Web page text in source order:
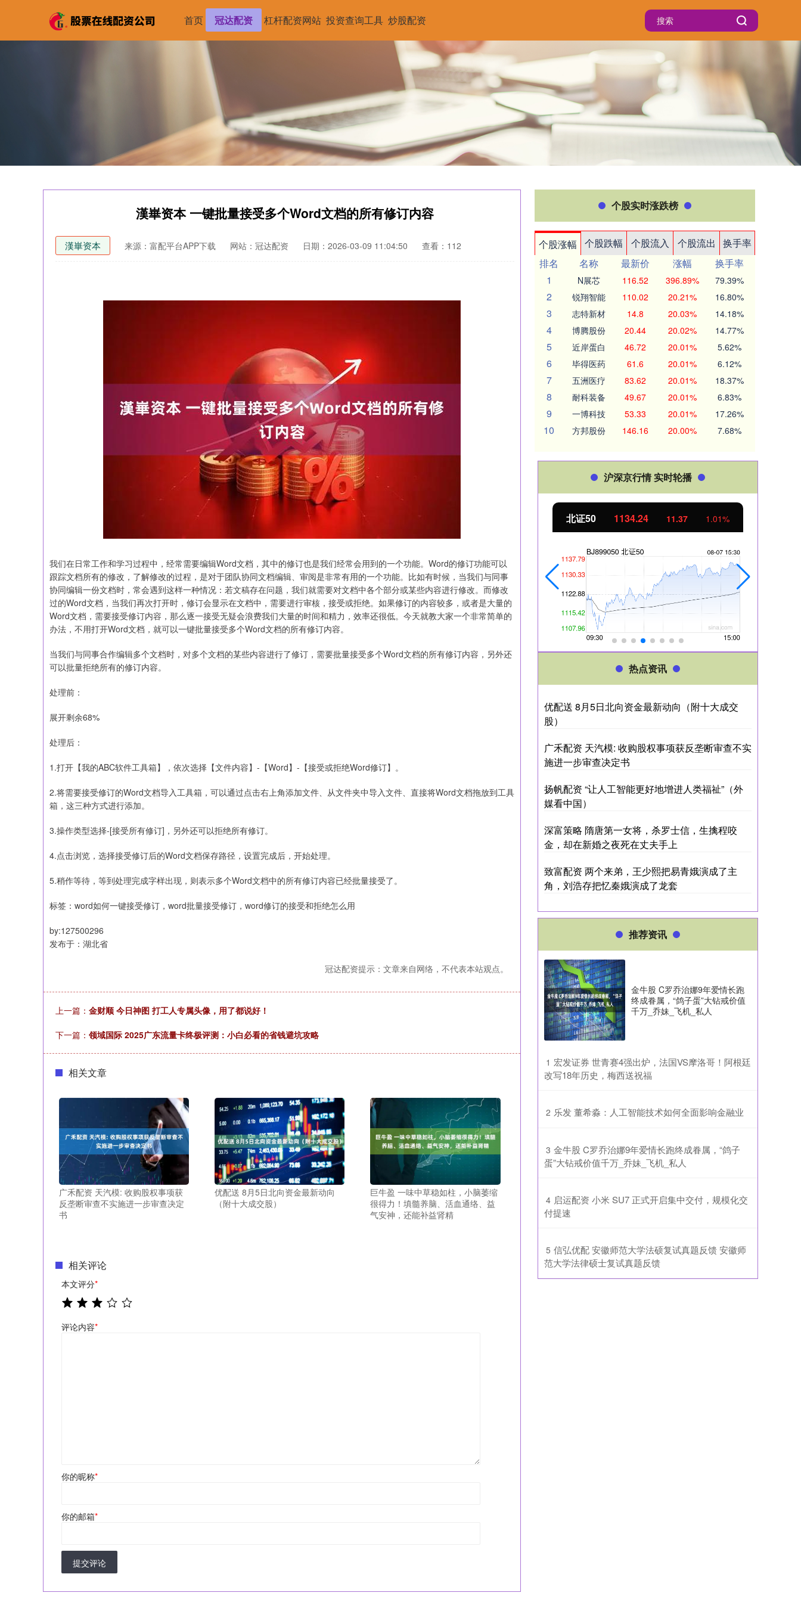
首页 冠达配资 杠杆配资网站 投资查询工具 炒股配资
漢崋资本 一键批量接受多个Word文档的所有修订内容
漢崋资本 来源：富配平台APP下载 网站：冠达配资 日期：2026-03-09 11:04:50 查看：112
我们在日常工作和学习过程中，经常需要编辑Word文档，其中的修订也是我们经常会用到的一个功能。Word的修订功能可以
跟踪文档所有的修改，了解修改的过程，是对于团队协同文档编辑、审阅是非常有用的一个功能。比如有时候，当我们与同事
协同编辑一份文档时，常会遇到这样一种情况：若文稿存在问题，我们就需要对文档中各个部分或某些内容进行修改。而修改
过的Word文档，当我们再次打开时，修订会显示在文档中，需要进行审核，接受或拒绝。如果修订的内容较多，或者是大量的
Word文档，需要接受修订内容，那么逐一接受无疑会浪费我们大量的时间和精力，效率还很低。今天就教大家一个非常简单的
办法，不用打开Word文档，就可以一键批量接受多个Word文档的所有修订内容。
当我们与同事合作编辑多个文档时，对多个文档的某些内容进行了修订，需要批量接受多个Word文档的所有修订内容，另外还
可以批量拒绝所有的修订内容。
处理前：
展开剩余68%
处理后：
1.打开【我的ABC软件工具箱】，依次选择【文件内容】-【Word】-【接受或拒绝Word修订】。
2.将需要接受修订的Word文档导入工具箱，可以通过点击右上角添加文件、从文件夹中导入文件、直接将Word文档拖放到工具
箱，这三种方式进行添加。
3.操作类型选择-[接受所有修订]，另外还可以拒绝所有修订。
4.点击浏览，选择接受修订后的Word文档保存路径，设置完成后，开始处理。
5.稍作等待，等到处理完成字样出现，则表示多个Word文档中的所有修订内容已经批量接受了。
标签：word如何一键接受修订，word批量接受修订，word修订的接受和拒绝怎么用
by:127500296
发布于：湖北省
冠达配资提示：文章来自网络，不代表本站观点。
上一篇： 金财顺 今日神图 打工人专属头像，用了都说好！
下一篇： 领域国际 2025广东流量卡终极评测：小白必看的省钱避坑攻略
相关文章
广禾配资 天汽模: 收购股权事项获
反垄断审查不实施进一步审查决定
书
优配送 8月5日北向资金最新动向
（附十大成交股）
巨牛盈 一味中草稳如柱，小脑萎缩
很得力！填髓养脑、活血通络、益
气安神，还能补益肾精
相关评论
本文评分*
评论内容*
你的昵称*
你的邮箱*
提交评论
个股实时涨跌榜
个股涨幅 个股跌幅 个股流入 个股流出
换手率
排名
名称 最新价 涨幅
换手率
1
N展芯 116.52 396.89% 79.39%
2 锐翔智能 110.02 20.21% 16.80%
3 志特新材 14.8 20.03% 14.18%
4 博腾股份 20.44 20.02% 14.77%
5 近岸蛋白 46.72 20.01% 5.62%
6 毕得医药 61.6 20.01% 6.12%
7 五洲医疗 83.62 20.01% 18.37%
8 耐科装备 49.67 20.01% 6.83%
9 一博科技 53.33 20.01% 17.26%
10 方邦股份 146.16 20.00% 7.68%
沪深京行情 实时轮播
14311.01 200.89 沪深300 北证50 1134.24 11.37 1.01%
热点资讯
优配送 8月5日北向资金最新动向（附十大成交
股）
广禾配资 天汽模: 收购股权事项获反垄断审查不实
施进一步审查决定书
扬帆配资 “让人工智能更好地增进人类福祉”（外
媒看中国）
深富策略 隋唐第一女将，杀罗士信，生擒程咬
金，却在新婚之夜死在丈夫手上
致富配资 两个来弟，王少熙把易青娥演成了主
角，刘浩存把忆秦娥演成了龙套
推荐资讯
金牛股 C罗乔治娜9年爱情长跑
终成眷属，“鸽子蛋”大钻戒价值
千万_乔妹_飞机_私人
1 ​宏发证券 世青赛4强出炉，法国VS摩洛哥！阿根廷
改写18年历史，梅西送祝福
2 ​乐发 董希淼：人工智能技术如何全面影响金融业
3 ​金牛股 C罗乔治娜9年爱情长跑终成眷属，“鸽子
蛋”大钻戒价值千万_乔妹_飞机_私人
4 ​启运配资 小米 SU7 正式开启集中交付，规模化交
付提速
5 ​信弘优配 安徽师范大学法硕复试真题反馈 安徽师
范大学法律硕士复试真题反馈